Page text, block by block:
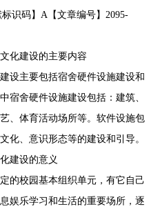
标识码】A【文章编号】2095-
化建设的主要内容
设主要包括宿舍硬件设施建设和
宿舍硬件设施建设包括：建筑、
、体育活动场所等。软件设施包
化、意识形态等的建设和引导。
建设的意义
的校园基本组织单元，有它自己
娱乐学习和生活的重要场所，逐